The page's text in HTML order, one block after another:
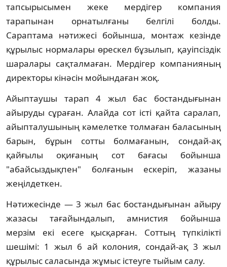
тапсырысымен жеке мердігер компания
тарапынан орнатылғаны белгілі болды.
Сараптама нәтижесі бойынша, монтаж кезінде
құрылыс нормалары өрескел бұзылып, қауіпсіздік
шаралары сақталмаған. Мердігер компанияның
директоры кінәсін мойындаған жоқ.
Айыптаушы тарап 4 жыл бас бостандығынан
айыруды сұраған. Алайда сот істі қайта саралап,
айыпталушының кәмелетке толмаған баласының
барын, бұрын сотты болмағанын, сондай-ақ
қайғылы оқиғаның сот бағасы бойынша
"абайсыздықпен" болғанын ескеріп, жазаны
жеңілдеткен.
Нәтижесінде — 3 жыл бас бостандығынан айыру
жазасы тағайындалып, амнистия бойынша
мерзім екі есеге қысқарған. Соттың түпкілікті
шешімі: 1 жыл 6 ай колония, сондай-ақ 3 жыл
құрылыс саласында жұмыс істеуге тыйым салу.